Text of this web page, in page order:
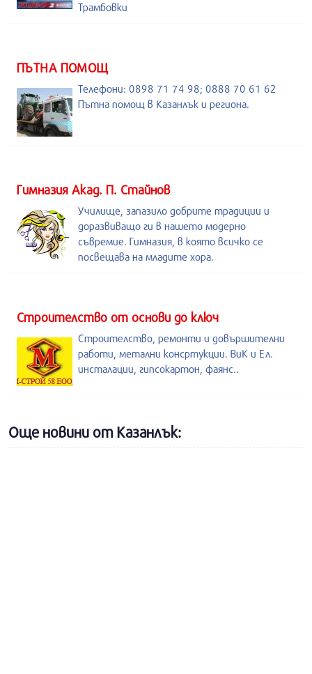
Трамбовки
ПЪТНА ПОМОЩ
Телефони: 0898 71 74 98; 0888 70 61 62
Пътна помощ в Казанлък и региона.
Гимназия Акад. П. Стайнов
Училище, запазило добрите традиции и
доразвиващо ги в нашето модерно
съвремие. Гимназия, в която всичко се
посвещава на младите хора.
Строителство от основи до ключ
Строителство, ремонти и довършителни
работи, метални консртукции. ВиК и Ел.
инсталации, гипсокартон, фаянс..
Още новини от Казанлък: